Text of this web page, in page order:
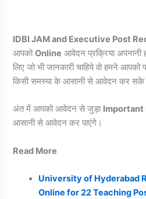
IDBI JAM and Executive Post
आपकोOnline आवेदन प्रक्रिया अपनानी
लिए जो भी जानकारी चाहिये वो हमने आपको
किसी समस्या के आसानी से आवेदन कर
अंत में आपको आवेदन से जुड़ा Important
आसानी से आवेदन कर पाएंगे।
Read More
University of Hyderabad
Online for 22 Teaching